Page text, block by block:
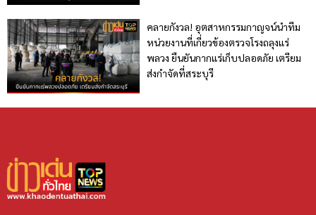
คลายกังวล! อุตสาหกรรมกาญจน์นำทีม
หน่วยงานที่เกี่ยวข้องตรวจโรงถลุงแร่
พลวง ยืนยันกากแร่เก็บปลอดภัย เตรียม
ส่งกำจัดที่สระบุรี